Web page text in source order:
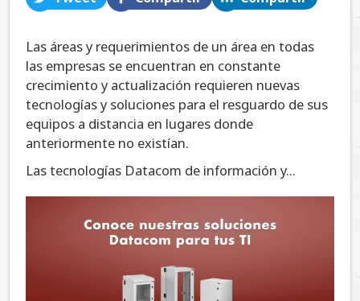
Las áreas y requerimientos de un área en todas
las empresas se encuentran en constante
crecimiento y actualización requieren nuevas
tecnologías y soluciones para el resguardo de sus
equipos a distancia en lugares donde
anteriormente no existían.
Las tecnologías Datacom de información y...